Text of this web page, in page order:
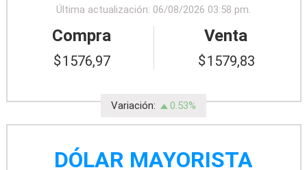
Última actualización: 06/08/2026 03:58 pm.
Compra
1576,97
Venta
1579,83
Variación: 0.53%
DÓLAR MAYORISTA